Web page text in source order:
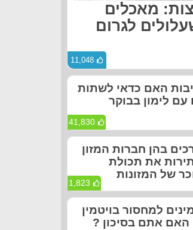
מאכלים
לגרום
11,048
האם כדאי לשתות
עם לימון בבוקר
41,830
בהן חברות המזון
את תכולת
של המזונות
1,823
למחסור בויטמין